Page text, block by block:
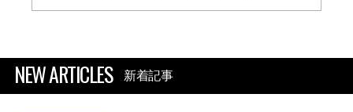
NEW ARTICLES 新着記事